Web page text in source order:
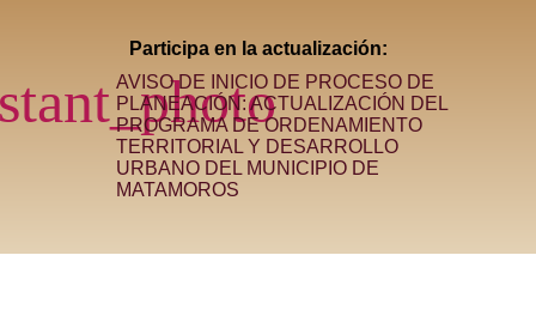
Participa en la actualización:
AVISO DE INICIO DE PROCESO DE
PLANEACIÓN: ACTUALIZACIÓN DEL
PROGRAMA DE ORDENAMIENTO
TERRITORIAL Y DESARROLLO
URBANO DEL MUNICIPIO DE
MATAMOROS